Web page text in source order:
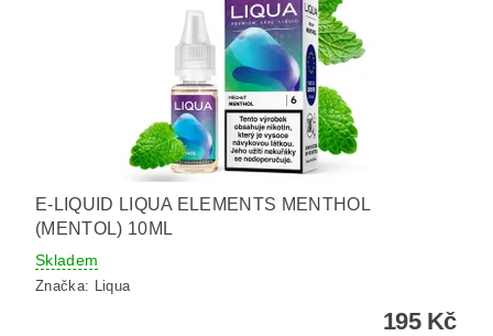
E-LIQUID LIQUA ELEMENTS MENTHOL
(MENTOL) 10ML
Skladem
Značka: Liqua
195 Kč